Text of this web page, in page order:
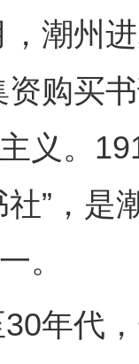
州进
资购买
义。
社”，
。
代，